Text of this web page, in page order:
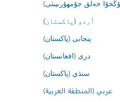
خەلق جۇمھۇرىيىتى)
اُردو (پاکستان)
پنجابی (پاکستان)
درى (افغانستان)
سنڌي (پاکستان)
عربي (المنطقة العربية)